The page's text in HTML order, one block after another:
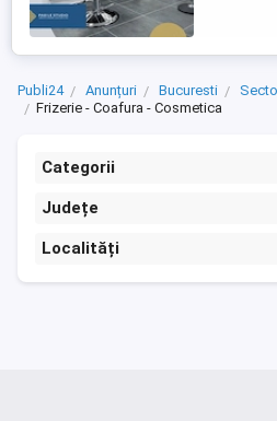
unele dintre
Publi24 Anunțuri Bucuresti
Frizerie - Coafura - Cosmetica
Categorii
Județe
Localități